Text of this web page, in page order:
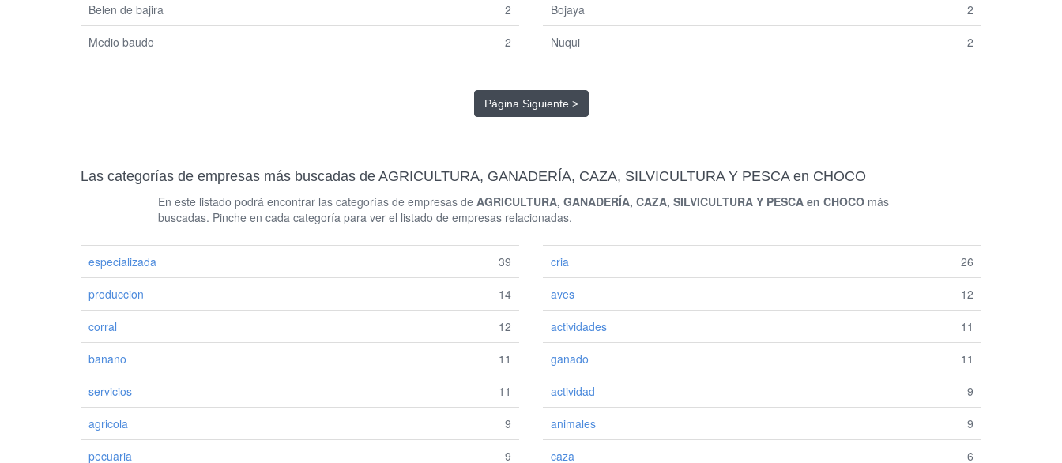
Belen de bajira 2
Medio baudo 2
Bojaya 2
Nuqui 2
Página Siguiente >
Las categorías de empresas más buscadas de AGRICULTURA, GANADERÍA, CAZA, SILVICULTURA Y PESCA en CHOCO
En este listado podrá encontrar las categorías de empresas de AGRICULTURA, GANADERÍA, CAZA, SILVICULTURA Y PESCA en CHOCOmás
buscadas. Pinche en cada categoría para ver el listado de empresas relacionadas.
especializada 39
produccion 14
corral 12
banano 11
servicios 11
agricola 9
pecuaria 9
cria 26
aves 12
actividades 11
ganado 11
actividad 9
animales 9
caza 6